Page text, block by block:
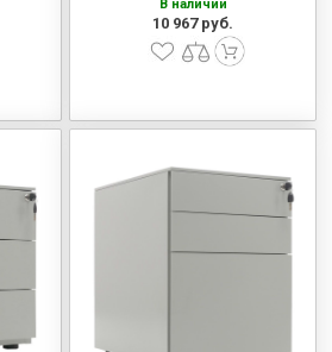
В наличии
10 967 руб.